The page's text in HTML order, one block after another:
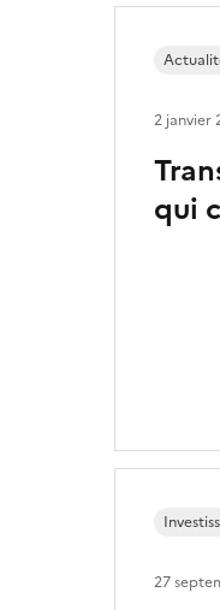
qui
2 janvier
27